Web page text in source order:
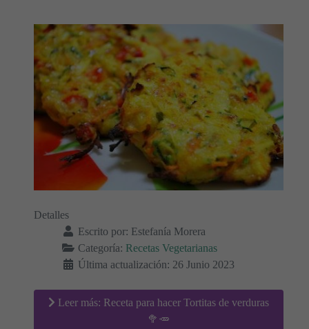
Detalles
Escrito por: Estefanía Morera
Categoría: Recetas Vegetarianas
Última actualización: 26 Junio 2023
Leer más: Receta para hacer Tortitas de verduras
🥦🥕